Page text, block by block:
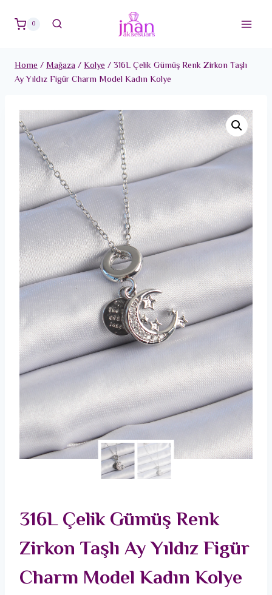
0
Home/Mağaza/Kolye/316L Çelik Gümüş Renk Zirkon Taşlı
Ay Yıldız Figür Charm Model Kadın Kolye
316L Çelik Gümüş Renk
Zirkon Taşlı Ay Yıldız Figür
Charm Model Kadın Kolye